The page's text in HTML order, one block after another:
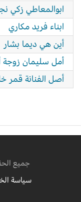
ابوالمعاطي زكي
ابناء فريد مكاري
أين هي ديما بشار
أمل سليمان زوجة
أصل الفنانة قمر
جميع الحقوق
سياسة